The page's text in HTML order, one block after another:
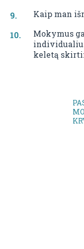
Kaip man
Mokymus
keletą